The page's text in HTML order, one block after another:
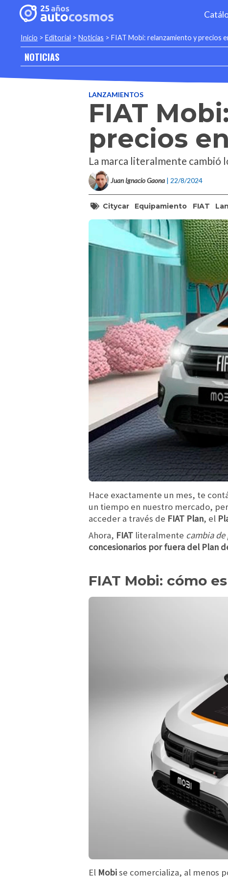
Inicio > Editorial > Noticias > FIAT Mobi: relanzamiento y precios
NOTICIAS
LANZAMIENTOS
FIAT
precios
La marca literalmente cambió
Juan Ignacio Gaona | 22/8/2024
Citycar Equipamiento FIAT
Hace exactamente un mes, te
un tiempo en nuestro mercado,
acceder a través de FIAT Plan, el
Ahora, FIAT literalmente cambia de
concesionarios por fuera del Plan
FIAT Mobi: cómo
El Mobise comercializa, al menos